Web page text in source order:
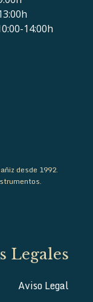
14:00h
desde 1992.
Legales
Aviso Legal